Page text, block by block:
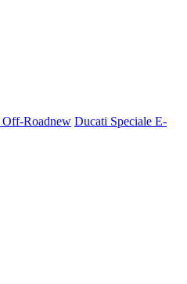
Off-Roadnew Ducati Speciale E-